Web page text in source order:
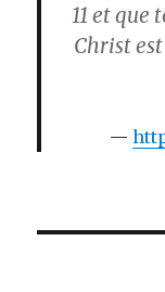
11 et que
Christ